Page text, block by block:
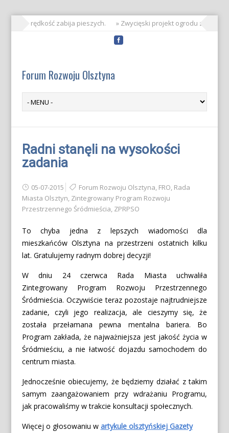
» Prędkość zabija pieszych. » Zwycięski projekt ogrodu zabaw z
Forum Rozwoju Olsztyna
Radni stanęli na wysokości
zadania
05-07-2015 Forum Rozwoju Olsztyna, FRO, Rada
Miasta Olsztyn, Zintegrowany Program Rozwoju
Przestrzennego Śródmieścia, ZPRPSO
To chyba jedna z lepszych wiadomości dla
mieszkańców Olsztyna na przestrzeni ostatnich kilku
lat. Gratulujemy radnym dobrej decyzji!
W dniu 24 czerwca Rada Miasta uchwaliła
Zintegrowany Program Rozwoju Przestrzennego
Śródmieścia. Oczywiście teraz pozostaje najtrudniejsze
zadanie, czyli jego realizacja, ale cieszymy się, że
została przełamana pewna mentalna bariera. Bo
Program zakłada, że najważniejsza jest jakość życia w
Śródmieściu, a nie łatwość dojazdu samochodem do
centrum miasta.
Jednocześnie obiecujemy, że będziemy działać z takim
samym zaangażowaniem przy wdrażaniu Programu,
jak pracowaliśmy w trakcie konsultacji społecznych.
Więcej o głosowaniu w artykule olsztyńskiej Gazety